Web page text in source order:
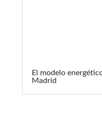
El modelo
Madrid